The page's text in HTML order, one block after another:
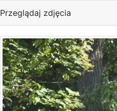
Przeglądaj zdjęcia